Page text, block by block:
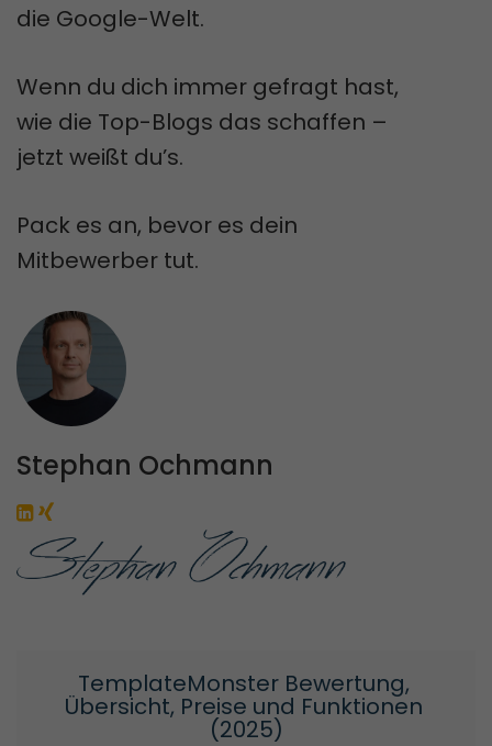
die Google-Welt.
Wenn du dich immer gefragt hast,
wie die Top-Blogs das schaffen –
jetzt weißt du’s.
Pack es an, bevor es dein
Mitbewerber tut.
Stephan Ochmann
TemplateMonster Bewertung,
Übersicht, Preise und Funktionen
(2025)